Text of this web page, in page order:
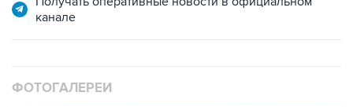
канале
ФОТОГАЛЕРЕИ